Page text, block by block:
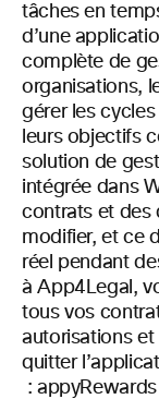
tâches en
d’une
complète de
organisations,
gérer les
leurs objectifs
solution de
intégrée dans
contrats et des
modifier, et ce
réel pendant
à App4Legal,
tous vos
autorisations et
quitter
: